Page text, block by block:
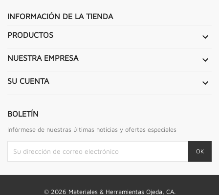
INFORMACIÓN DE LA TIENDA
PRODUCTOS 
NUESTRA EMPRESA 
SU CUENTA 
BOLETÍN
Infórmese de nuestras últimas noticias y ofertas especiales
© 2026 Materiales & Herramientas Ojeda, CA.